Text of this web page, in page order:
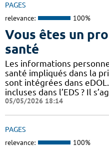
PAGES
relevance: 100%
Vous êtes un
santé
Les informations
santé impliqués dans la
sont intégrées dans
incluses dans l’EDS ? Il
05/05/2026 18:14
PAGES
relevance: 100%